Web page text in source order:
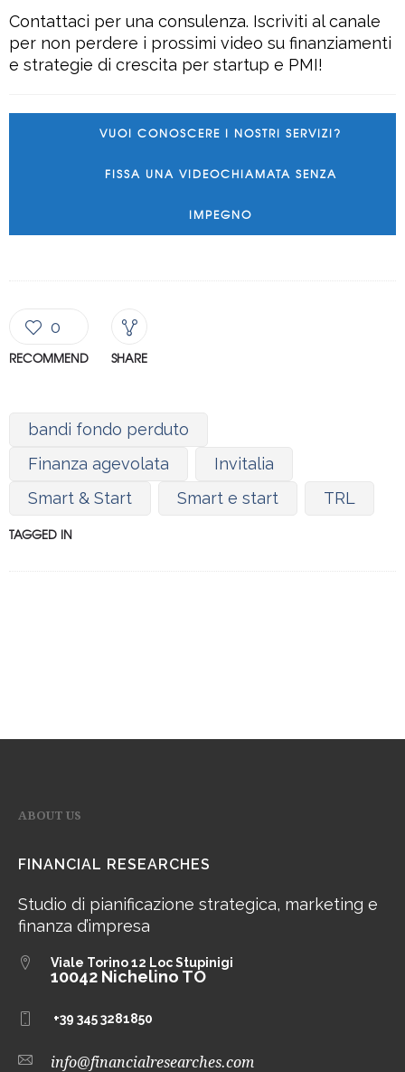
Contattaci per una consulenza. Iscriviti al canale
per non perdere i prossimi video su finanziamenti
e strategie di crescita per startup e PMI!
VUOI CONOSCERE I NOSTRI SERVIZI?
FISSA UNA VIDEOCHIAMATA SENZA
IMPEGNO
0
RECOMMEND SHARE
bandi fondo perduto
Finanza agevolata
Invitalia
Smart & Start
Smart e start TRL
TAGGED IN
ABOUT US
FINANCIAL RESEARCHES
Studio di pianificazione strategica, marketing e
finanza d’impresa
Viale Torino 12 Loc Stupinigi
10042 Nichelino TO
+39 345 3281850
info@financialresearches.com